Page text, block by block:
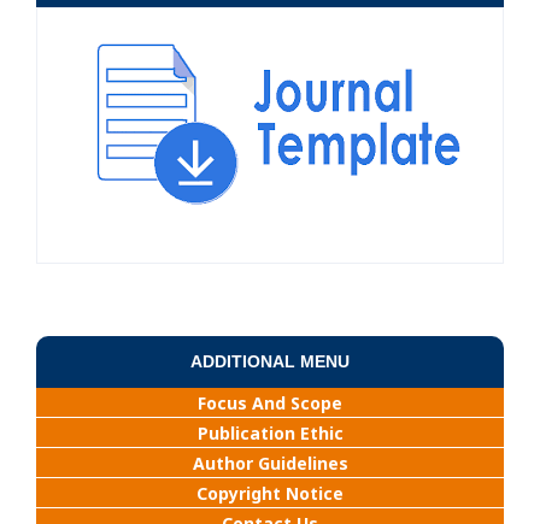
ADDITIONAL MENU
Focus And Scope
Publication Ethic
Author Guidelines
Copyright Notice